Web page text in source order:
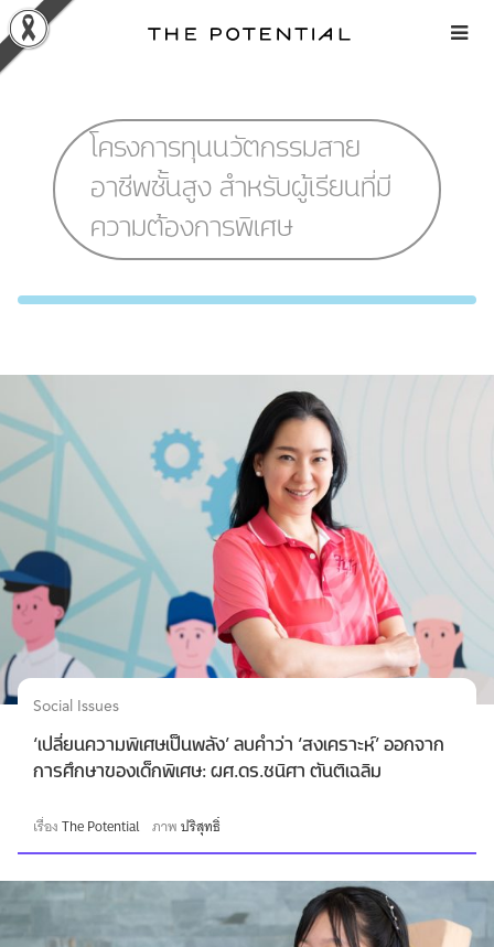
Skip
to
content
โครงการทุนนวัตกรรมสาย
อาชีพชั้นสูง สำหรับผู้เรียนที่มี
ความต้องการพิเศษ
Social Issues
‘เปลี่ยนความพิเศษเป็นพลัง’ ลบคำว่า ‘สงเคราะห์’ ออกจาก
การศึกษาของเด็กพิเศษ: ผศ.ดร.ชนิศา ตันติเฉลิม
เรื่องThe Potential ภาพปริสุทธิ์